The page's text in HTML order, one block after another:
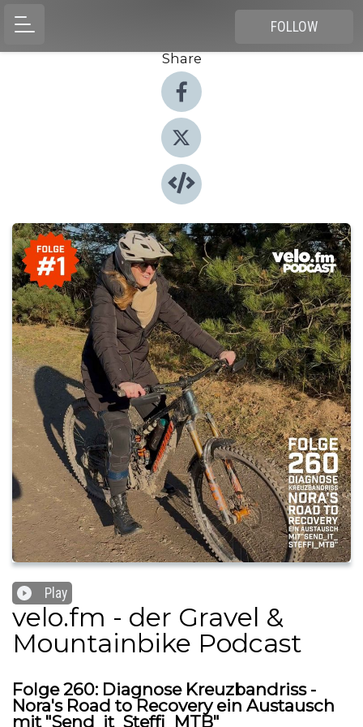
FOLLOW
Share
Play
velo.fm - der Gravel &
Mountainbike Podcast
Folge 260: Diagnose Kreuzbandriss -
Nora's Road to Recovery ein Austausch
mit "Send_it_Steffi_MTB"